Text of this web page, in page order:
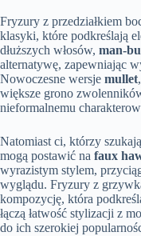
Fryzury z przedziałkiem
klasyki, które podkreślają
dłuższych włosów, man-
alternatywę, zapewniając
Nowoczesne wersje mullet
większe grono
nieformalnemu
Natomiast ci, którzy
mogą postawić na faux
wyrazistym stylem,
wyglądu. Fryzury z
kompozycję, która
łączą łatwość stylizacji z
do ich szerokiej